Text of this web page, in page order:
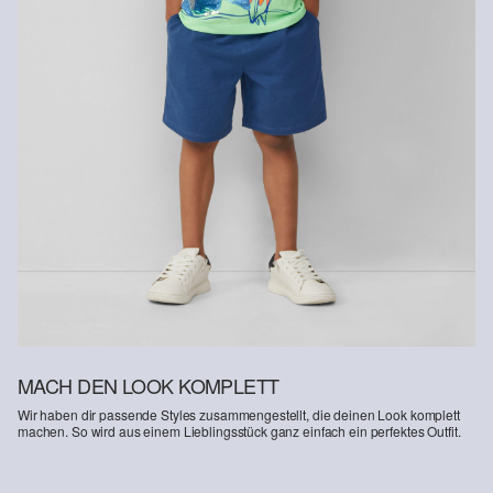
Naturfasern aus erneuerbaren Quellen. Ihre Rohstoffe sind
ressourcenschonend angebaut.
Supporting Better Cotton: Wenn Du dich für unsere
Baumwollprodukte entscheidest, unterstützt Du unsere Investition
in die Mission von Better Cotton, Gemeinschaften zu helfen
fortzubestehen und zu gedeihen; und gleichzeitig die Umwelt zu
schützen und wiederherzustellen. Better Cotton unterstützt
landwirtschaftliche Gemeinschaften in sozialer, ökologischer und
wirtschaftlicher Hinsicht, indem Landwirt: innen in nachhaltigeren
Anbaumethoden geschult werden. Dieses Produkt wird über ein
System der Massenbilanz erzeugt und enthält daher
möglicherweise kein Better Cotton. Mehr Informationen dazu
MACH DEN LOOK KOMPLETT
Wir haben dir passende Styles zusammengestellt, die deinen Look komplett
machen. So wird aus einem Lieblingsstück ganz einfach ein perfektes Outfit.